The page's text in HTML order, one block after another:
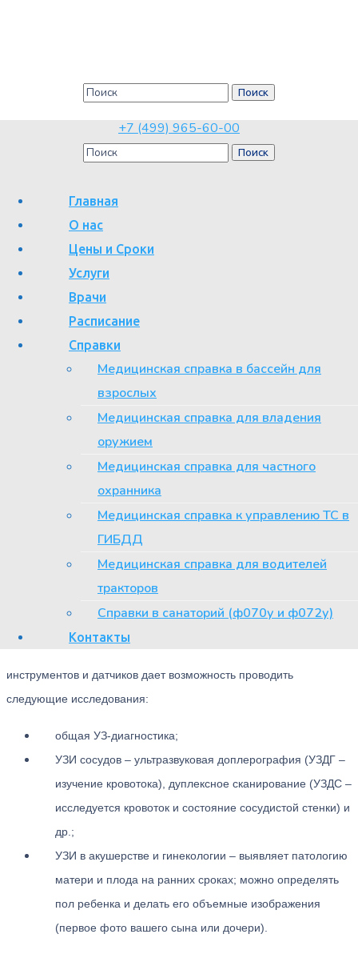
+7 (499) 965-60-00
Главная
О нас
Цены и Сроки
Услуги
Врачи
Расписание
Справки
Медицинская справка в бассейн для
взрослых
Медицинская справка для владения
оружием
Медицинская справка для частного
охранника
Медицинская справка к управлению ТС в
ГИБДД
Медицинская справка для водителей
тракторов
Справки в санаторий (ф070у и ф072у)
Контакты
УЗИ исследования на аппарате Philips EPIQ Elite
Качественное медицинское оборудование – основа успешных
диагностических исследований. Приобретение консультативно-
диагностическим центром № 6 г. Москвы самой современной
универсальной ультразвуковой системы экспертного класса
Philips EPIQ Elite позволяет нам значительно улучшить
диагностику заболеваний. Новая аппаратура экспертного класса
позволяет увидеть в деталях изменения, которые невозможно
увидеть на обычных аппаратах УЗИ.
полноценное заключение, позволяющее
ему поставить окончательный диагноз.
Диагностические возможности аппарата
Philips EPIQ Elite
инструментов и датчиков дает возможность проводить
следующие исследования:
общая УЗ-диагностика;
УЗИ сосудов – ультразвуковая доплерография (УЗДГ –
изучение кровотока), дуплексное сканирование (УЗДС –
исследуется кровоток и состояние сосудистой стенки) и
др.;
УЗИ в акушерстве и гинекологии – выявляет патологию
матери и плода на ранних сроках; можно определять
пол ребенка и делать его объемные изображения
(первое фото вашего сына или дочери).